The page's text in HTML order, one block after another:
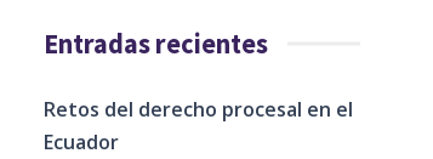
Entradas recientes
Retos del derecho procesal en el
Ecuador